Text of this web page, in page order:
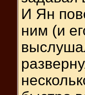
И Ян
ним (и